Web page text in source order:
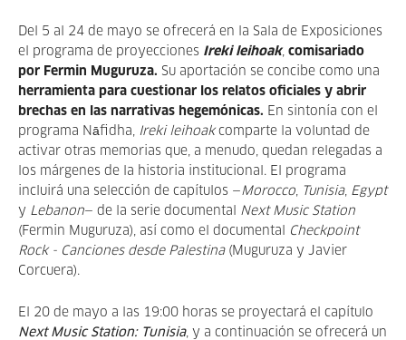
Del 5 al 24 de mayo se ofrecerá en la Sala de Exposiciones
el programa de proyecciones Ireki leihoak, comisariado
por Fermin Muguruza. Su aportación se concibe como una
herramienta para cuestionar los relatos oficiales y abrir
brechas en las narrativas hegemónicas. En sintonía con el
programa Nāfidha, Ireki leihoakcomparte la voluntad de
activar otras memorias que, a menudo, quedan relegadas a
los márgenes de la historia institucional. El programa
incluirá una selección de capítulos —Morocco, Tunisia, Egypt
y Lebanon— de la serie documental Next Music Station
(Fermin Muguruza), así como el documental
Checkpoint
Rock - Canciones desde Palestina(Muguruza y Javier
Corcuera).
El 20 de mayo a las 19:00 horas se proyectará el capítulo
Next Music Station: Tunisia, y a continuación se ofrecerá un